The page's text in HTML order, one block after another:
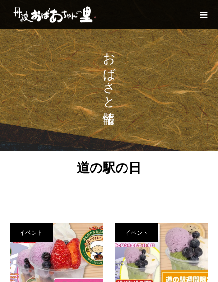
おばさと情報
道の駅の日
イベント イベント